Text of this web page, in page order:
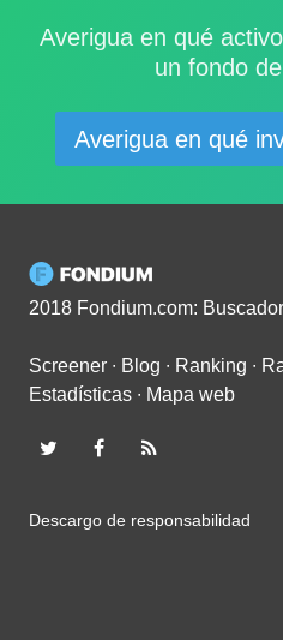
Averigua en qué
un fondo
Averigua en qué
2018 Fondium.com:
Screener ∙ Blog ∙ Ranking ∙
Estadísticas ∙ Mapa web
Descargo de responsabilidad